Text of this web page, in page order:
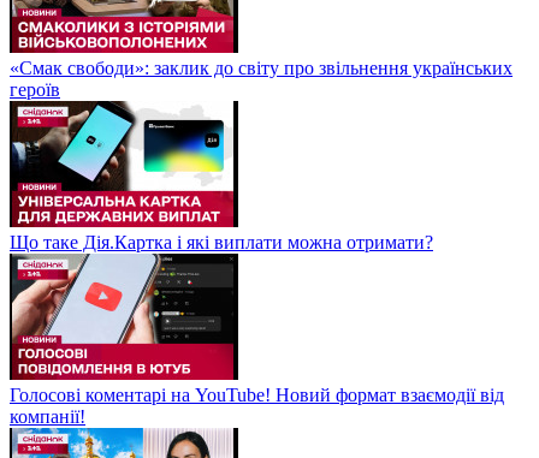
«Смак свободи»: заклик до світу про звільнення українських
героїв
Що таке Дія.Картка і які виплати можна отримати?
Голосові коментарі на YouTube! Новий формат взаємодії від
компанії!